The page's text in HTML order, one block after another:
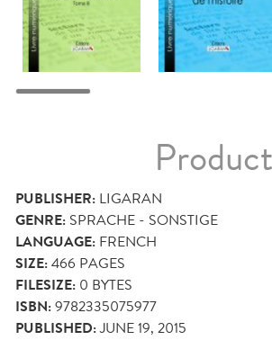
PUBLISHER: LIGARAN
GENRE: SPRACHE - SONSTIGE
LANGUAGE: FRENCH
SIZE:466 PAGES
FILESIZE: 0 BYTES
ISBN:9782335075977
PUBLISHED:JUNE 19, 2015